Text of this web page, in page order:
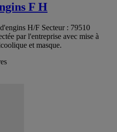
F H
H/F Secteur : 79510
par l'entreprise avec mise à
et masque.